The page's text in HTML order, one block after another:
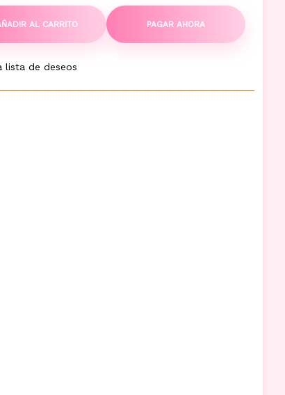
AL CARRITO PAGAR AHORA
lista de deseos